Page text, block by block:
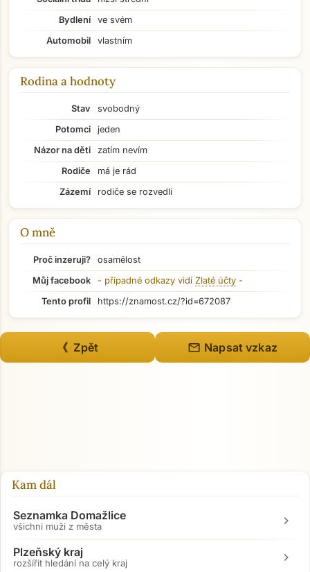
Přejít na hlavní obsah
Bydlení
ve svém
Automobil
vlastním
Rodina a hodnoty
Stav
svobodný
Potomci
jeden
Názor na děti
zatím nevím
Rodiče
má je rád
Zázemí
rodiče se rozvedli
O mně
Proč inzeruji?
osamělost
Můj facebook
- případné odkazy vidí Zlaté účty -
Tento profil
https://znamost.cz/?id=672087
《 Zpět mail Napsat vzkaz
Kam dál
Seznamka Domažlice
všichni muži z města chevron_right
Plzeňský kraj
rozšířit hledání na celý kraj chevron_right